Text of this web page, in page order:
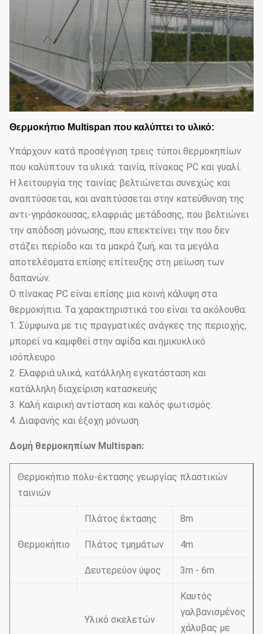
Θερμοκήπιο Multispan που καλύπτει το υλικό:
Υπάρχουν κατά προσέγγιση τρεις τύποι θερμοκηπίων
που καλύπτουν τα υλικά: ταινία, πίνακας PC και γυαλί.
Η λειτουργία της ταινίας βελτιώνεται συνεχώς και
αναπτύσσεται, και αναπτύσσεται στην κατεύθυνση της
αντι-γηράσκουσας, ελαφριάς μετάδοσης, που βελτιώνει
την απόδοση μόνωσης, που επεκτείνει την που δεν
στάζει περίοδο και τα μακρά ζωή, και τα μεγάλα
αποτελέσματα επίσης επίτευξης στη μείωση των
δαπανών.
Ο πίνακας PC είναι επίσης μια κοινή κάλυψη στα
θερμοκήπια. Τα χαρακτηριστικά του είναι τα ακόλουθα:
1. Σύμφωνα με τις πραγματικές ανάγκες της περιοχής,
μπορεί να καμφθεί στην αψίδα και ημικυκλικό
ισόπλευρο.
2. Ελαφριά υλικά, κατάλληλη εγκατάσταση και
κατάλληλη διαχείριση κατασκευής
3. Καλή καιρική αντίσταση και καλός φωτισμός.
4. Διαφανής και έξοχη μόνωση.
Δομή θερμοκηπίων Multispan:
Θερμοκήπιο πολυ-έκτασης γεωργίας πλαστικών
ταινιών
Θερμοκήπιο
Πλάτος έκτασης 8m
Πλάτος τμημάτων 4m
Δευτερεύον ύψος 3m - 6m
Υλικό σκελετών
Καυτός
γαλβανισμένος
χάλυβας με